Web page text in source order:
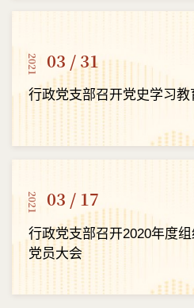
2021 03 / 31
行政党支部召开党史学习教
2021 03 / 17
行政党支部召开2020年度
党员大会